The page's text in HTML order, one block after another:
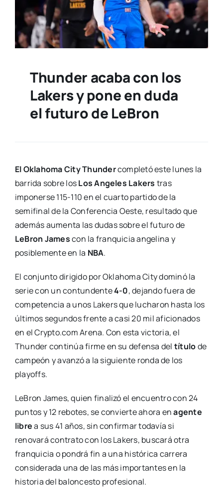
Thunder acaba con los
Lakers y pone en duda
el futuro de LeBron
El Oklahoma City Thundercompletó este lunes la
barrida sobre losLos Angeles Lakers tras
imponerse 115-110 en el cuarto partido de la
semifinal de la Conferencia Oeste, resultado que
además aumenta las dudas sobre el futuro de
LeBron Jamescon la franquicia angelina y
posiblemente en la NBA.
El conjunto dirigido por Oklahoma City dominó la
serie con un contundente4-0, dejando fuera de
competencia a unos Lakers que lucharon hasta los
últimos segundos frente a casi 20 mil aficionados
en el Crypto.com Arena. Con esta victoria, el
Thunder continúa firme en su defensa del títulode
campeón y avanzó a la siguiente ronda de los
playoffs.
LeBron James, quien finalizó el encuentro con 24
puntos y 12 rebotes, se convierte ahora enagente
librea sus 41 años, sin confirmar todavía si
renovará contrato con los Lakers, buscará otra
franquicia o pondrá fin a una histórica carrera
considerada una de las más importantes en la
historia del baloncesto profesional.